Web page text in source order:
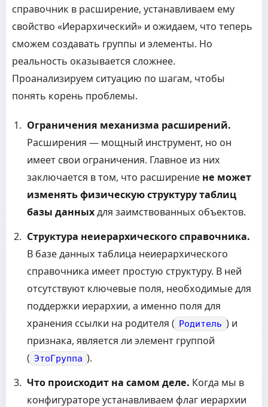
справочник в расширение, устанавливаем ему
свойство «Иерархический» и ожидаем, что теперь
сможем создавать группы и элементы. Но
реальность оказывается сложнее.
Проанализируем ситуацию по шагам, чтобы
понять корень проблемы.
Ограничения механизма расширений.
Расширения — мощный инструмент, но он
имеет свои ограничения. Главное из них
заключается в том, что расширение не может
изменять физическую структуру таблиц
базы данныхдля заимствованных объектов.
Структура неиерархического справочника.
В базе данных таблица неиерархического
справочника имеет простую структуру. В ней
отсутствуют ключевые поля, необходимые для
поддержки иерархии, а именно поля для
хранения ссылки на родителя ( Родитель ) и
признака, является ли элемент группой
( ЭтоГруппа ).
Что происходит на самом деле. Когда мы в
конфигураторе устанавливаем флаг иерархии